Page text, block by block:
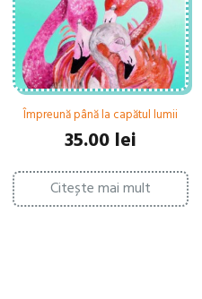
Împreună până la capătul lumii
35.00 lei
Citește mai mult